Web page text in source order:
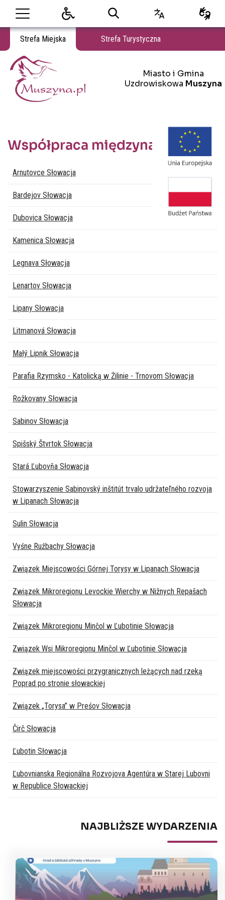
Strefa Miejska Strefa Turystyczna
Miasto i Gmina Uzdrowiskowa Muszyna
Miasto i Gmina
Uzdrowiskowa Muszyna
Miasto i Gmina Uzdrowiskowa Muszyna
Współpraca międzynarodowa
Lista stron
Arnutovce Słowacja
Bardejov Słowacja
Dubovica Słowacja
Kamenica Słowacja
Legnava Słowacja
Lenartov Słowacja
Lipany Słowacja
Litmanová Słowacja
Małý Lipnik Słowacja
Parafia Rzymsko - Katolicką w Żilinie - Trnovom Słowacja
Rožkovany Słowacja
Sabinov Słowacja
Spišský Štvrtok Słowacja
Stará Ľubovňa Słowacja
Stowarzyszenie Sabinovský inštitút trvalo udržateľného rozvoja
w Lipanach Słowacja
Sulin Słowacja
Vyśne Ruźbachy Słowacja
Związek Miejscowości Górnej Torysy w Lipanach Słowacja
Związek Mikroregionu Levockie Wierchy w Nižnych Repašach
Słowacja
Związek Mikroregionu Minčol w Ľubotinie Słowacja
Związek Wsi Mikroregionu Minčol w Ľubotinie Słowacja
Związek miejscowości przygranicznych leżących nad rzeką
Poprad po stronie słowackiej
Związek „Torysa” w Preśov Słowacja
Čirč Słowacja
Ľubotin Słowacja
Ľubovnianska Regionálna Rozvojova Agentúra w Starej Lubovni
w Republice Słowackiej
NAJBLIŻSZE WYDARZENIA